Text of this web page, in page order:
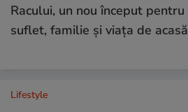
Racului, un nou început pentru
suflet, familie și viața de acasă
Lifestyle